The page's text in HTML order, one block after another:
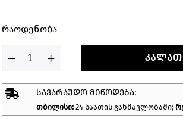
Რაოდენობა
ᲡᲐᲕᲐᲠᲐᲣᲓᲝ ᲛᲘᲬᲝᲓᲔᲑᲐ:
თბილისი: 24 საათის განმავლობაში;